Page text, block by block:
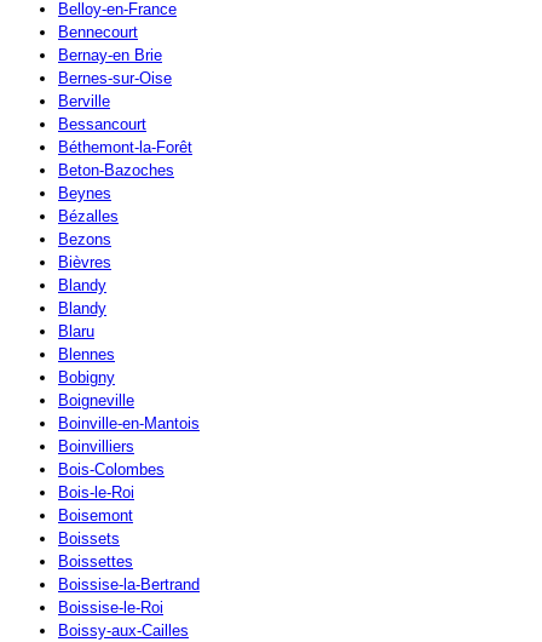
Belloy-en-France
Bennecourt
Bernay-en Brie
Bernes-sur-Oise
Berville
Bessancourt
Béthemont-la-Forêt
Beton-Bazoches
Beynes
Bézalles
Bezons
Bièvres
Blandy
Blandy
Blaru
Blennes
Bobigny
Boigneville
Boinville-en-Mantois
Boinvilliers
Bois-Colombes
Bois-le-Roi
Boisemont
Boissets
Boissettes
Boissise-la-Bertrand
Boissise-le-Roi
Boissy-aux-Cailles